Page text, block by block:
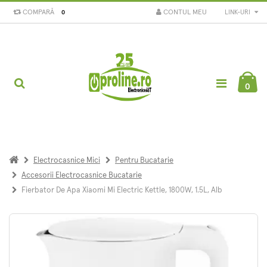
COMPARĂ 0 LINK-URI
CONTUL MEU
0
Electrocasnice Mici
Pentru Bucatarie
Accesorii Electrocasnice Bucatarie
Fierbator De Apa Xiaomi Mi Electric Kettle, 1800W, 1.5L, Alb